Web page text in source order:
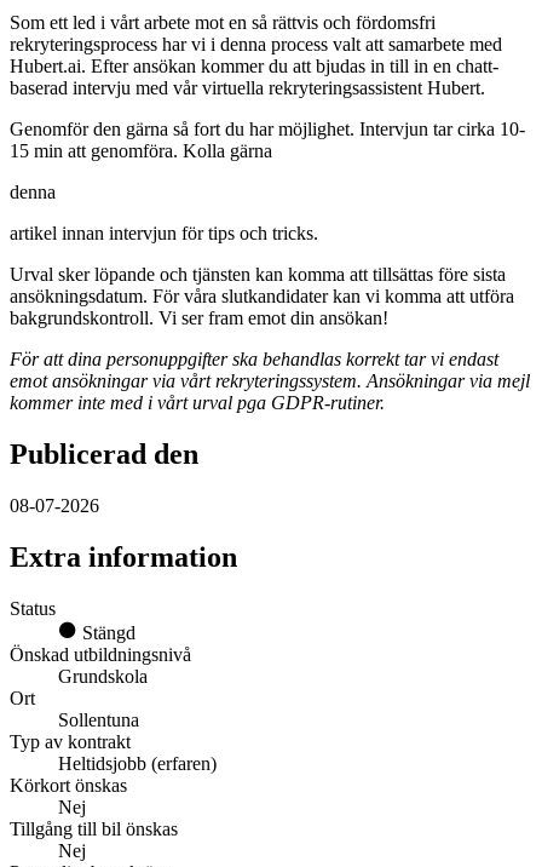
Som ett led i vårt arbete mot en så rättvis och fördomsfri
rekryteringsprocess har vi i denna process valt att samarbete med
Hubert.ai. Efter ansökan kommer du att bjudas in till in en chatt-
baserad intervju med vår virtuella rekryteringsassistent Hubert.
Genomför den gärna så fort du har möjlighet. Intervjun tar cirka 10-
15 min att genomföra. Kolla gärna
denna
artikel innan intervjun för tips och tricks.
Urval sker löpande och tjänsten kan komma att tillsättas före sista
ansökningsdatum. För våra slutkandidater kan vi komma att utföra
bakgrundskontroll. Vi ser fram emot din ansökan!
För att dina personuppgifter ska behandlas korrekt tar vi endast
emot ansökningar via vårt rekryteringssystem. Ansökningar via mejl
kommer inte med i vårt urval pga GDPR-rutiner.
Publicerad den
08-07-2026
Extra information
Status
Stängd
Önskad utbildningsnivå
Grundskola
Ort
Sollentuna
Typ av kontrakt
Heltidsjobb (erfaren)
Körkort önskas
Nej
Tillgång till bil önskas
Nej